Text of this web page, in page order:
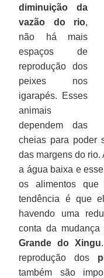
diminuição da
vazão do rio,
não há mais
espaços de
reprodução dos
peixes nos
igarapés. Esses
animais
dependem das
cheias para poder
das margens do rio.
a água baixa e
os alimentos
tendência é que
havendo uma
conta da mudança
Grande do Xingu
reprodução dos
também são